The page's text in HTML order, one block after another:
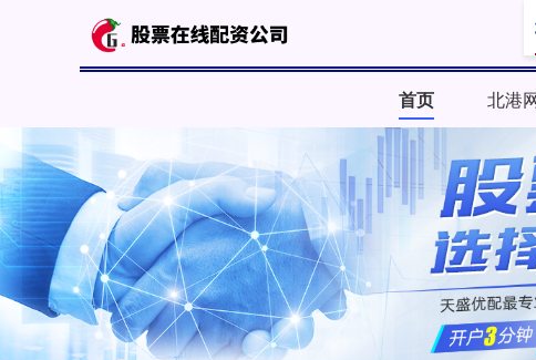
首页 北港